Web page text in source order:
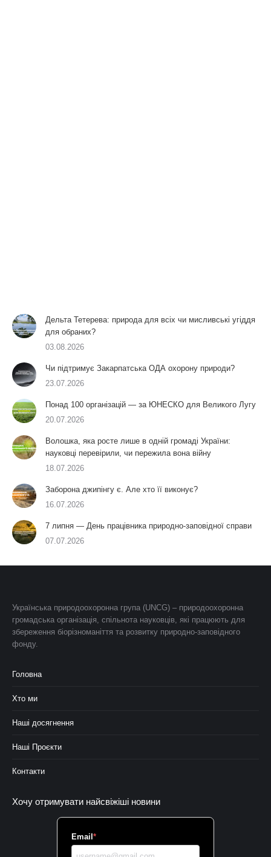
Дельта Тетерева: природа для всіх чи мисливські угіддя
для обраних?
03.08.2026
Чи підтримує Закарпатська ОДА охорону природи?
23.07.2026
Понад 100 організацій — за ЮНЕСКО для Великого Лугу
20.07.2026
Волошка, яка росте лише в одній громаді України:
науковці перевірили, чи пережила вона війну
18.07.2026
Заборона джипінгу є. Але хто її виконує?
16.07.2026
7 липня — День працівника природно-заповідної справи
07.07.2026
Українська природоохоронна група (UNCG) – природоохоронна
громадська організація, спільнота науковців, які працюють для
збереження біорізноманіття та розвитку природно-заповідного
фонду.
Головна
Хто ми
Наші досягнення
Наші Проєкти
Контакти
Хочу отримувати найсвіжіші новини
Email *